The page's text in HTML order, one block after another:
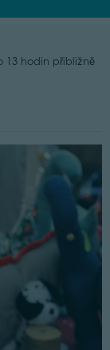
13 hodin přibližně